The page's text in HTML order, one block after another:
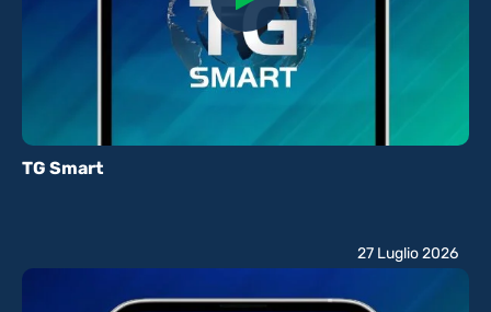
TG Smart
27 Luglio 2026